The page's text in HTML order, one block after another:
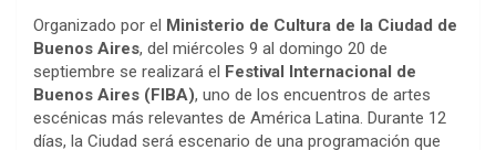
Organizado por el
Ministerio de Cultura de la Ciudad de
Buenos Aires, del miércoles 9 al domingo 20 de
septiembre se realizará el
Festival Internacional de
Buenos Aires (FIBA), uno de los encuentros de artes
escénicas más relevantes de América Latina. Durante 12
días, la Ciudad será escenario de una programación que